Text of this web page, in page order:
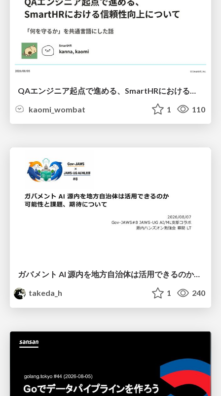
kaomi_wombat
1 110
ガバメント AI 源内を地方自治体は活用できるのか 可能性と課題、期待について
takeda_h
1 240